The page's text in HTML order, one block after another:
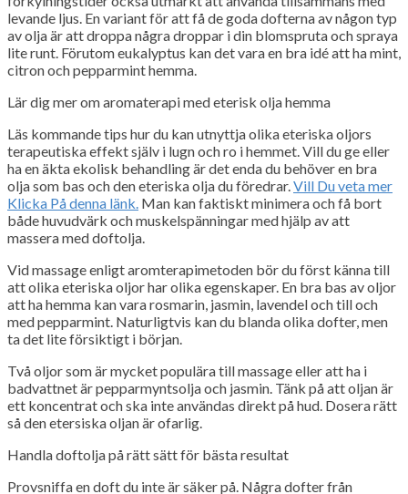
levande ljus. En variant för att få de goda dofterna av någon typ
av olja är att droppa några droppar i din blomspruta och spraya
lite runt. Förutom eukalyptus kan det vara en bra idé att ha mint,
citron och pepparmint hemma.
Lär dig mer om aromaterapi med eterisk olja hemma
Läs kommande tips hur du kan utnyttja olika eteriska oljors
terapeutiska effekt själv i lugn och ro i hemmet. Vill du ge eller
ha en äkta ekolisk behandling är det enda du behöver en bra
olja som bas och den eteriska olja du föredrar.Vill Du veta mer
Klicka På denna länk. Man kan faktiskt minimera och få bort
både huvudvärk och muskelspänningar med hjälp av att
massera med doftolja.
Vid massage enligt aromterapimetoden bör du först känna till
att olika eteriska oljor har olika egenskaper. En bra bas av oljor
att ha hemma kan vara rosmarin, jasmin, lavendel och till och
med pepparmint. Naturligtvis kan du blanda olika dofter, men
ta det lite försiktigt i början.
Två oljor som är mycket populära till massage eller att ha i
badvattnet är pepparmyntsolja och jasmin. Tänk på att oljan är
ett koncentrat och ska inte användas direkt på hud. Dosera rätt
så den etersiska oljan är ofarlig.
Handla doftolja på rätt sätt för bästa resultat
Provsniffa en doft du inte är säker på. Några dofter från